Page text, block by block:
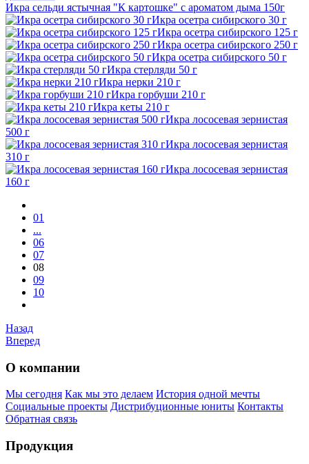
Икра сельди ястычная "К картошке" с ароматом дыма 150г
Икра осетра сибирского 30 г
Икра осетра сибирского 125 г
Икра осетра сибирского 250 г
Икра осетра сибирского 50 г
Икра стерляди 50 г
Икра нерки 210 г
Икра горбуши 210 г
Икра кеты 210 г
Икра лососевая зернистая
500 г
Икра лососевая зернистая
310 г
Икра лососевая зернистая
160 г
01
...
06
07
08
09
10
Назад
Вперед
О компании
Мы сегодня Как мы это делаем История одной мечты
Социальные проекты Дистрибуционные юниты Контакты
Обратная связь
Продукция